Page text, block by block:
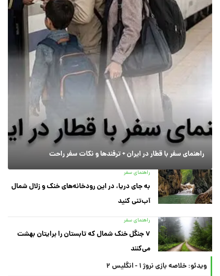
راهنمای سفر با قطار در ایران + ترفندها و نکات سفر راحت
راهنمای سفر
به جای دریا، در این رودخانه‌های خنک و زلال شمال
آب‌تنی کنید
راهنمای سفر
۷ جنگل خنک شمال که تابستان را برایتان بهشت
می‌کنند
ویدئو: خلاصه بازی نروژ ۱ - انگلیس ۲